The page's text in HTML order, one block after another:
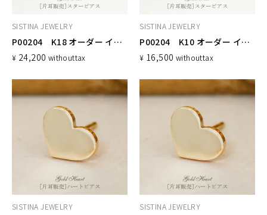
SISTINA JEWELRY
P00204 K18 オーダー イニシャルピアス スター
¥ 24,200 withouttax
SISTINA JEWELRY
P00204 K10 オーダー イニシャルピアス スター
¥ 16,500 withouttax
SISTINA JEWELRY SISTINA JEWELRY